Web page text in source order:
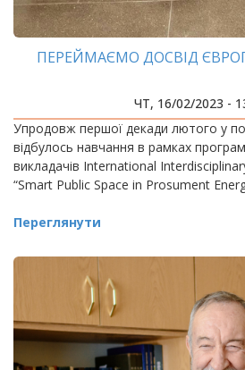
ПЕРЕЙМАЄМО ДОСВІД
ЧТ, 16/02/2023 -
Упродовж першої декади лютого у
відбулось навчання в рамках
викладачів International
“Smart Public Space in Prosument
Переглянути